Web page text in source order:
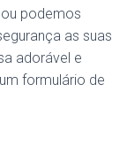
podemos
as suas
adorável e
formulário de